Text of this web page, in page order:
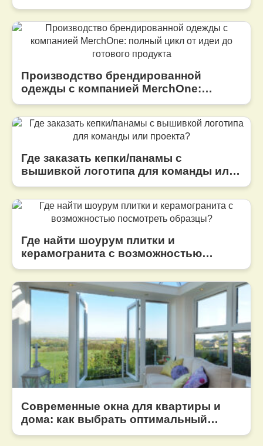
Производство брендированной
одежды с компанией MerchOne:
полный цикл от идеи до готового
продукта
Где заказать кепки/панамы с
вышивкой логотипа для команды или
проекта?
Где найти шоурум плитки и
керамогранита с возможностью
посмотреть образцы?
Современные окна для квартиры и
дома: как выбрать оптимальный
вариант